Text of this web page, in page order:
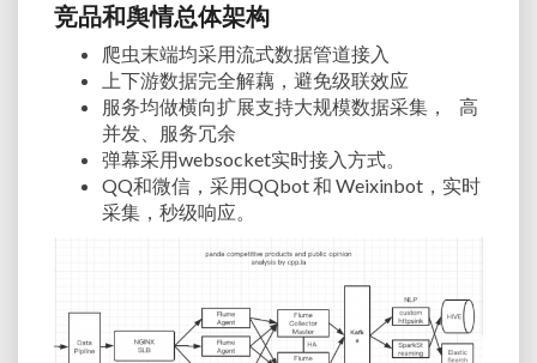
竞品和舆情总体架构
爬虫末端均采用流式数据管道接入
上下游数据完全解藕，避免级联效应
服务均做横向扩展支持大规模数据采集， 高
并发、服务冗余
弹幕采用websocket实时接入方式。
QQ和微信，采用QQbot 和 Weixinbot，实时
采集，秒级响应。